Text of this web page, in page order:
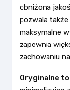
obniżona
pozwala
maksymalne
zapewnia
zachowaniu
Oryginalne